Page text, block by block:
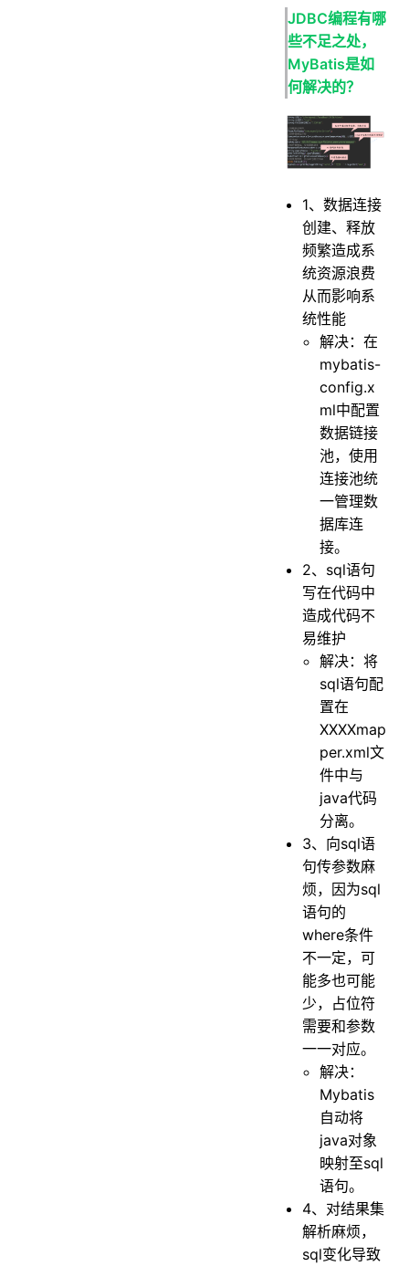
JDBC编程有哪
些不足之处，
MyBatis是如
何解决的？
1、数据连接
创建、释放
频繁造成系
统资源浪费
从而影响系
统性能
解决：在
mybatis-
config.x
ml中配置
数据链接
池，使用
连接池统
一管理数
据库连
接。
2、sql语句
写在代码中
造成代码不
易维护
解决：将
sql语句配
置在
XXXXmap
per.xml文
件中与
java代码
分离。
3、向sql语
句传参数麻
烦，因为sql
语句的
where条件
不一定，可
能多也可能
少，占位符
需要和参数
一一对应。
解决：
Mybatis
自动将
java对象
映射至sql
语句。
4、对结果集
解析麻烦，
sql变化导致